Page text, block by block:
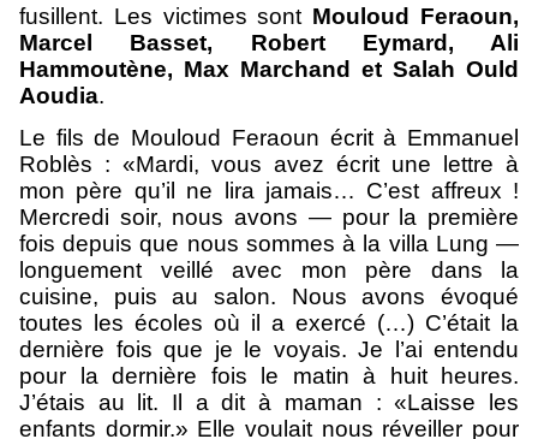
fusillent. Les victimes sont Mouloud Feraoun,
Marcel Basset, Robert Eymard, Ali
Hammoutène, Max Marchand et Salah Ould
Aoudia.
Le fils de Mouloud Feraoun écrit à Emmanuel
Roblès : «Mardi, vous avez écrit une lettre à
mon père qu’il ne lira jamais… C’est affreux !
Mercredi soir, nous avons — pour la première
fois depuis que nous sommes à la villa Lung —
longuement veillé avec mon père dans la
cuisine, puis au salon. Nous avons évoqué
toutes les écoles où il a exercé (…) C’était la
dernière fois que je le voyais. Je l’ai entendu
pour la dernière fois le matin à huit heures.
J’étais au lit. Il a dit à maman : «Laisse les
enfants dormir.» Elle voulait nous réveiller pour